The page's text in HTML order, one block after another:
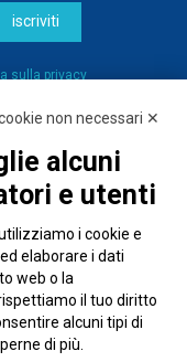
iscriviti
sulla privacy
non necessari ✕
alcuni
e utenti
i cookie e
elaborare i dati
web o la
il tuo diritto
alcuni tipi di
di più.